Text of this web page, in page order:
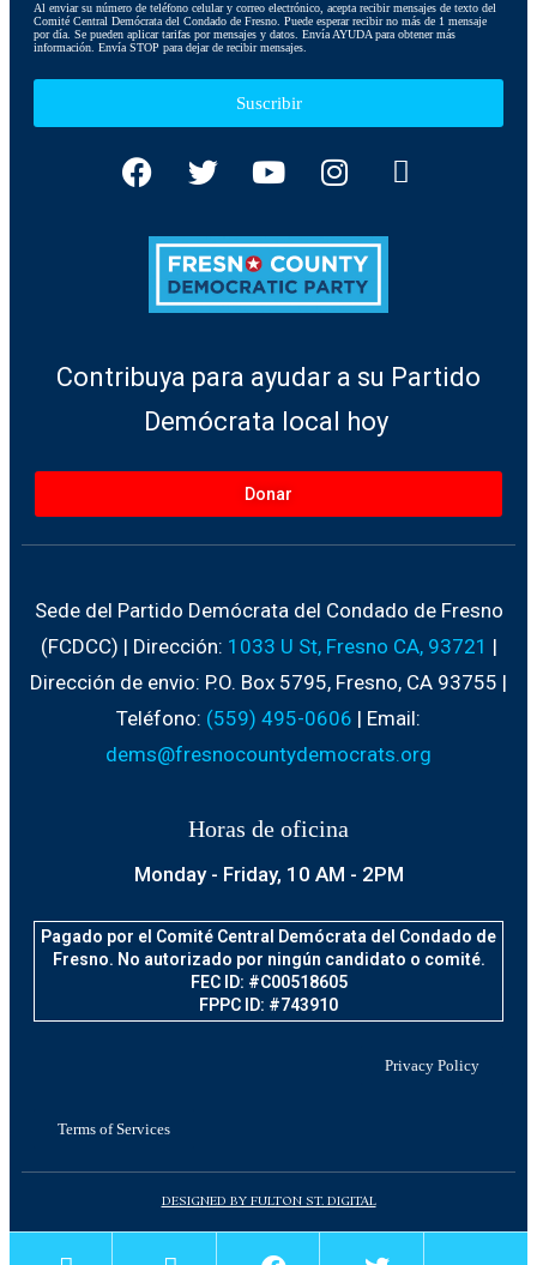
Al enviar su número de teléfono celular y correo electrónico, acepta recibir mensajes de texto del
Comité Central Demócrata del Condado de Fresno. Puede esperar recibir no más de 1 mensaje
por día. Se pueden aplicar tarifas por mensajes y datos. Envía AYUDA para obtener más
información. Envía STOP para dejar de recibir mensajes.
Suscribir
Contribuya para ayudar a su Partido
Demócrata local hoy
Donar
Sede del Partido Demócrata del Condado de Fresno
(FCDCC) | Dirección: 1033 U St, Fresno CA, 93721 |
Dirección de envio: P.O. Box 5795, Fresno, CA 93755 |
Teléfono: (559) 495-0606 | Email:
dems@fresnocountydemocrats.org
Horas de oficina
Monday - Friday, 10 AM - 2PM
Pagado por el Comité Central Demócrata del Condado de
Fresno. No autorizado por ningún candidato o comité.
FEC ID: #C00518605
FPPC ID: #743910
Privacy Policy
Terms of Services
DESIGNED BY FULTON ST. DIGITAL